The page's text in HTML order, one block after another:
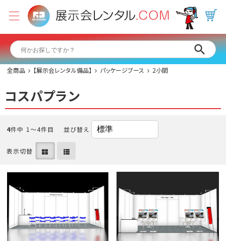
全商品 【展示会レンタル備品】 パッケージブース 2小間
コスパプラン
4件中 1〜4件目 並び替え
表示切替